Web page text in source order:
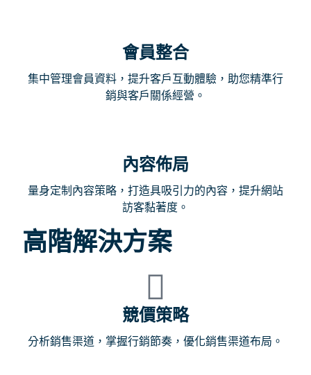
會員整合
集中管理會員資料，提升客戶互動體驗，助您精準行
銷與客戶關係經營。
內容佈局
量身定制內容策略，打造具吸引力的內容，提升網站
訪客黏著度。
高階解決方案
競價策略
分析銷售渠道，掌握行銷節奏，優化銷售渠道布局。